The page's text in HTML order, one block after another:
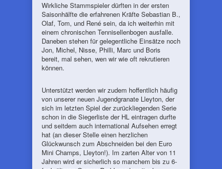
Wirkliche Stammspieler dürften in der ersten
Saisonhälfte die erfahrenen Kräfte Sebastian B.,
Olaf, Tom, und René sein, da ich weiterhin mit
einem chronischen Tennisellenbogen ausfalle.
Daneben stehen für gelegentliche Einsätze noch
Jon, Michel, Nisse, Philli, Marc und Boris
bereit, mal sehen, wen wir wie oft rekrutieren
können.
Unterstützt werden wir zudem hoffentlich häufig
von unserer neuen Jugendgranate Lleyton, der
sich im letzten Spiel der zurückliegenden Serie
schon in die Siegerliste der HL eintragen durfte
und seitdem auch international Aufsehen erregt
hat (an dieser Stelle einen herzlichen
Glückwunsch zum Abschneiden bei den Euro
Mini Champs, Lleyton!). Im zarten Alter von 11
Jahren wird er sicherlich so manchem bis zu 6-